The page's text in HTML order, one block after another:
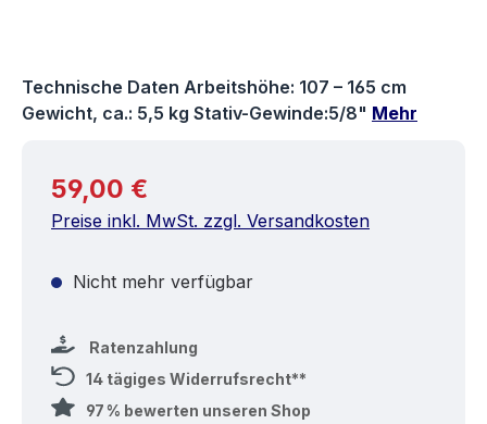
Technische Daten Arbeitshöhe: 107 – 165 cm
Gewicht, ca.: 5,5 kg Stativ-Gewinde:5/8" Mehr
Regulärer Preis:
59,00 €
Preise inkl. MwSt. zzgl. Versandkosten
Nicht mehr verfügbar
Ratenzahlung
14 tägiges Widerrufsrecht**
97 % bewerten unseren Shop